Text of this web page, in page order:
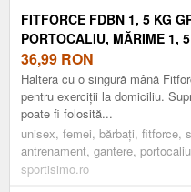
FITFORCE FDBN 1, 5 KG
PORTOCALIU, MĂRIME 1,
36,99 RON
Haltera cu o singură mână
pentru exerciții la domiciliu.
poate fi folosită...
unisex, femei, bărbați, fitforce,
antrenament, gantere, portocaliu
sportisimo.ro